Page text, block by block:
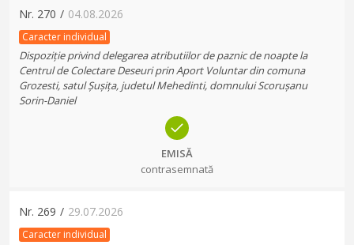
Nr. 270 / 04.08.2026
Caracter individual
Dispoziție privind delegarea atributiilor de paznic de noapte la
Centrul de Colectare Deseuri prin Aport Voluntar din comuna
Grozesti, satul Șușița, judetul Mehedinti, domnului Scorușanu
Sorin-Daniel
EMISĂ
contrasemnată
Nr. 269 / 29.07.2026
Caracter individual